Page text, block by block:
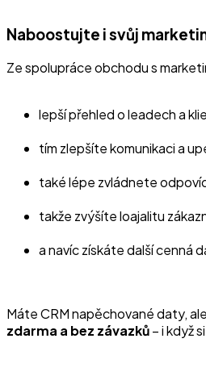
Naboostujte i svůj
Ze spolupráce obchodu s
lepší přehled o leadech a
tím zlepšíte komunikaci a
také lépe zvládnete
takže zvýšíte loajalitu
a navíc získáte další cenná
Máte CRM napěchované daty,
zdarma a bez závazků– i když